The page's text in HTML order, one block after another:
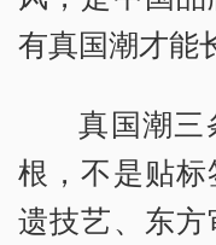
有真国潮才能
真国潮三
根，不是贴
遗技艺、东方